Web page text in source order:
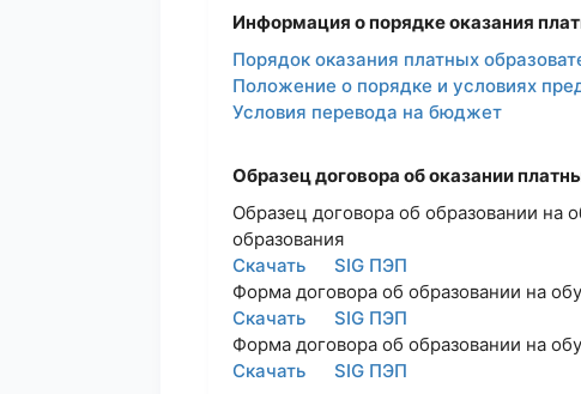
Информация о порядке оказания
Порядок оказания платных
Положение о порядке и условиях
Условия перевода на бюджет
Образец договора об оказании
Образец договора об образовании на
образования
Скачать
SIG ПЭП
Форма договора об образовании на
Скачать
SIG ПЭП
Форма договора об образовании на
Скачать
SIG ПЭП